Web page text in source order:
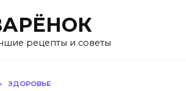
рецепты и советы
ЗДОРОВЬЕ